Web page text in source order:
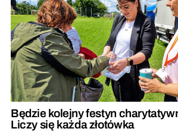
Będzie kolejny festyn
Liczy się każda złotówka